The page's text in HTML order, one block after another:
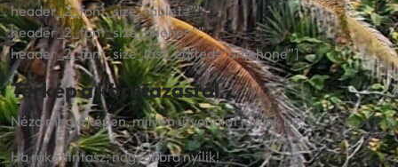
header_2_font_size_tablet=””
header_2_font_size_phone=””
header_2_font_size_last_edited=”on|phone”]
Térkép a körutazásról
Nézd meg a képen, milyen útvonalat járunk be!
Ha rákattintasz, nagyobbra nyílik!